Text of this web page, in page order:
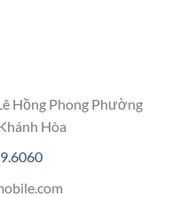
Hồng Phong Phường
Hòa